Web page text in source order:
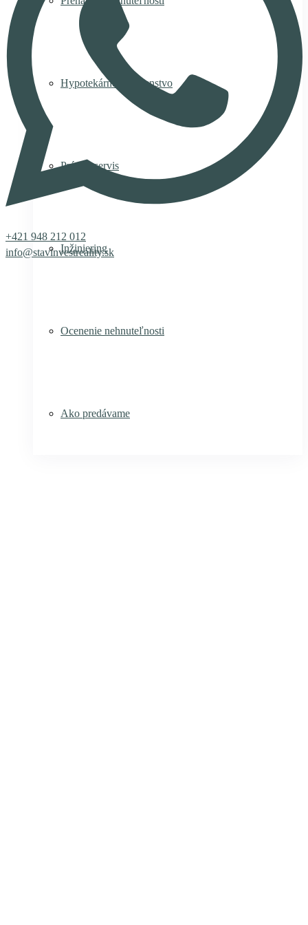
Hypotekárne poradenstvo
Právny servis
Inžiniering
Ocenenie nehnuteľnosti
Ako predávame
+421 948 212 012
info@stavinvestreality.sk